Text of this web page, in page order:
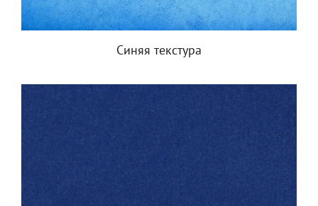
Синяя текстура